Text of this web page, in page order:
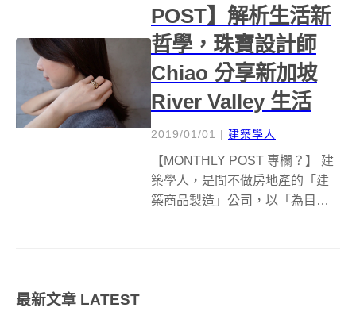
POST】解析生活新
哲學，珠寶設計師
Chiao 分享新加坡
River Valley 生活
2019/01/01 | 建築學人
【MONTHLY POST 專欄？】 建
築學人，是間不做房地產的「建
築商品製造」公司，以「為目標
最新文章 LATEST